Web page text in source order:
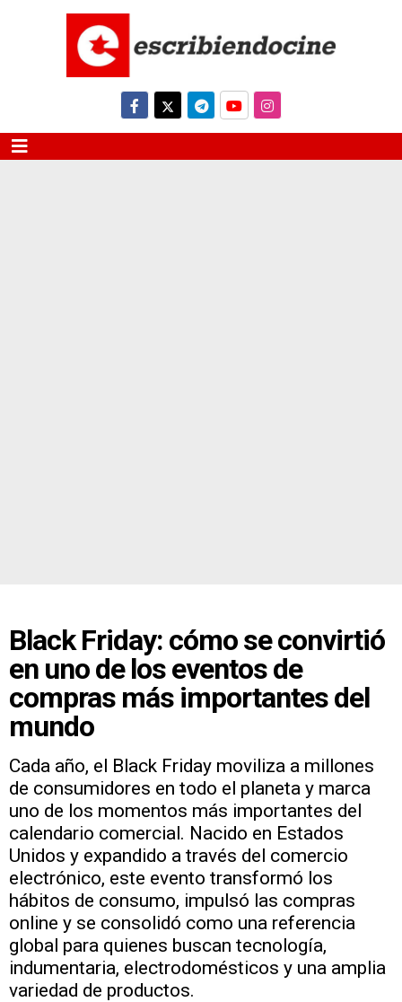
Black Friday: cómo se convirtió
en uno de los eventos de
compras más importantes del
mundo
Cada año, el Black Friday moviliza a millones
de consumidores en todo el planeta y marca
uno de los momentos más importantes del
calendario comercial. Nacido en Estados
Unidos y expandido a través del comercio
electrónico, este evento transformó los
hábitos de consumo, impulsó las compras
online y se consolidó como una referencia
global para quienes buscan tecnología,
indumentaria, electrodomésticos y una amplia
variedad de productos.